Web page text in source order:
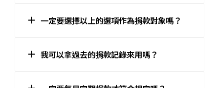
一定要選擇以上的選項作為捐款對象嗎？
我可以拿過去的捐款記錄來用嗎？